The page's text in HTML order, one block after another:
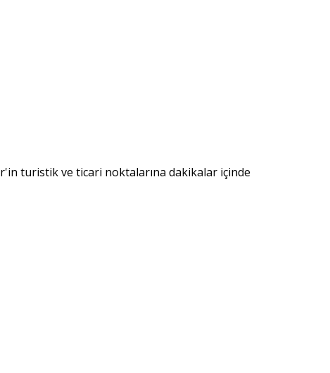
turistik ve ticari noktalarına dakikalar içinde